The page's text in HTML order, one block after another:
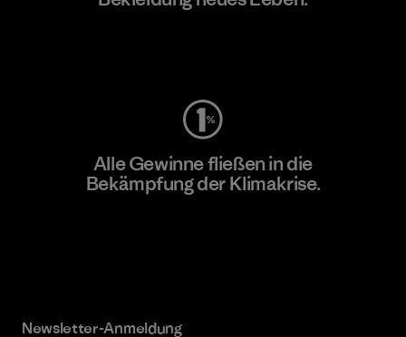
Alle Gewinne fließen in die
Bekämpfung der Klimakrise.
Newsletter-Anmeldung